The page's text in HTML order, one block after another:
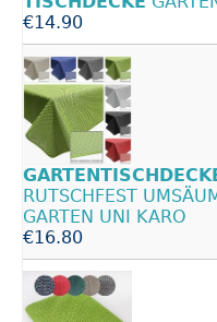
€14.90
RUTSCHFEST
GARTEN UNI KARO
€16.80